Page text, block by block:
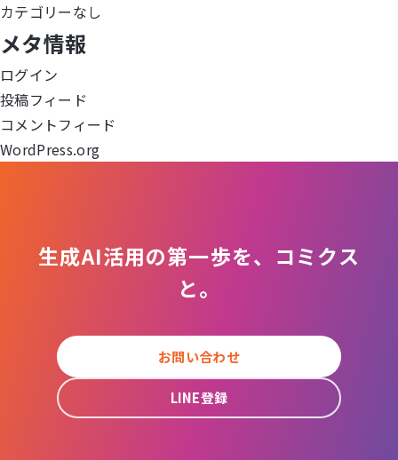
ー
シ
ョ
ン
カテゴリーなし
メタ情報
ログイン
投稿フィード
コメントフィード
WordPress.org
生成AI活用の第一歩を、コミクス
と。
お問い合わせ
LINE登録